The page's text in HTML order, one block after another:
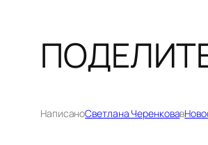
НаписаноСветлана Черенковав